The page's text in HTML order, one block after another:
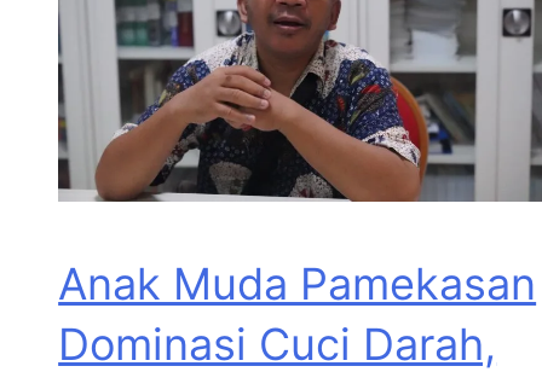
Anak Muda Pamekasan
Dominasi Cuci Darah,